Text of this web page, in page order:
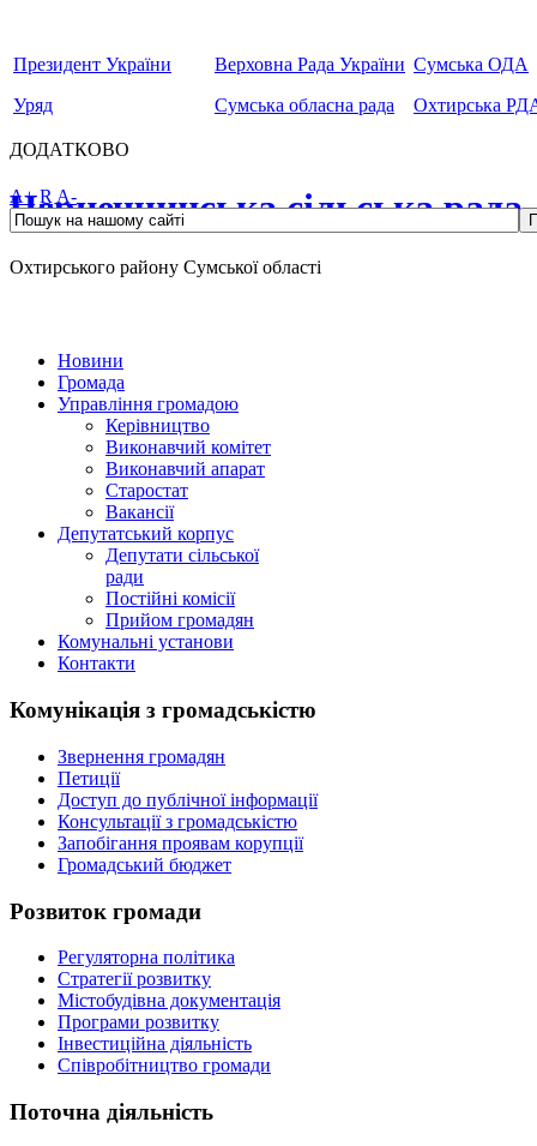
Президент України
Уряд
Верховна Рада України
Сумська обласна рада
Сумська ОДА
Охтирська
ДОДАТКОВО
Чернеччинська сільська рада
Охтирського району Сумської області
A+ RA-
Новини
Громада
Управління громадою
Керівництво
Виконавчий комітет
Виконавчий апарат
Старостат
Вакансії
Депутатський корпус
Депутати сільської
ради
Постійні комісії
Прийом громадян
Комунальні установи
Контакти
Комунікація з громадськістю
Звернення громадян
Петиції
Доступ до публічної інформації
Консультації з громадськістю
Запобігання проявам корупції
Громадський бюджет
Розвиток громади
Регуляторна політика
Стратегії розвитку
Містобудівна документація
Програми розвитку
Інвестиційна діяльність
Співробітництво громади
Поточна діяльність